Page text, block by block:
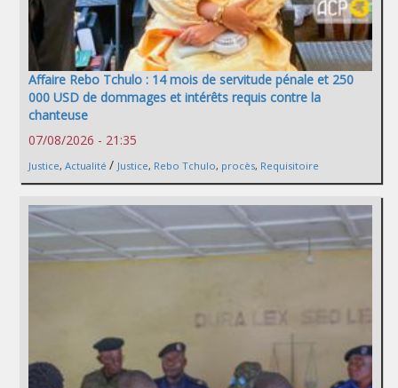
Affaire Rebo Tchulo : 14 mois de servitude pénale et 250
000 USD de dommages et intérêts requis contre la
chanteuse
07/08/2026 - 21:35
Justice, Actualité / Justice, Rebo Tchulo, procès, Requisitoire